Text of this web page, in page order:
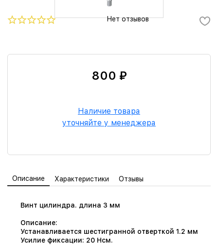
Нет отзывов
800 ₽
Наличие товара
уточняйте у менеджера
Описание Характеристики Отзывы
Винт цилиндра. длина 3 мм
Описание:
Устанавливается шестигранной отверткой 1.2 мм
Усилие фиксации: 20 Нсм.